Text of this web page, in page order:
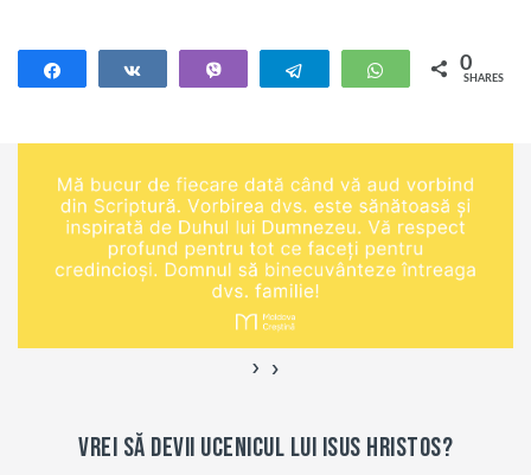
Moldovenesc.
Devino ucenicul…
teme care îi plac.
Cum să procedeze
Cu ocazia
Crăciunului am
elaborat o lecție
”Sărbătorește
Crăciunul corect”.
Telegram WhatsApp
0
SHARES
‹ ›
Vrei să devii ucenicul lui Isus Hristos?